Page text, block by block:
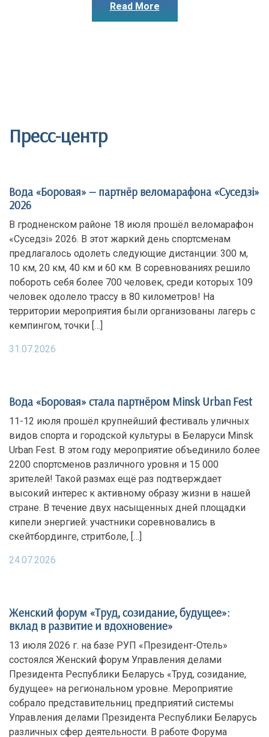
Read More
Пресс-центр
Вода «Боровая» — партнёр веломарафона «Суседзi»
2026
В гродненском районе 18 июля прошёл веломарафон
«Суседзi» 2026. В этот жаркий день спортсменам
предлагалось одолеть следующие дистанции: 300 м,
10 км, 20 км, 40 км и 60 км. В соревнованиях решило
побороть себя более 700 человек, среди которых 109
человек одолело трассу в 80 километров! На
территории мероприятия были организованы лагерь с
кемпингом, точки […]
31.07.2026
Вода «Боровая» стала партнёром Minsk Urban Fest
11-12 июля прошёл крупнейший фестиваль уличных
видов спорта и городской культуры в Беларуси Minsk
Urban Fest. В этом году мероприятие объединило более
2200 спортсменов различного уровня и 15 000
зрителей! Такой размах ещё раз подтверждает
высокий интерес к активному образу жизни в нашей
стране. В течение двух насыщенных дней площадки
кипели энергией: участники соревновались в
скейтбординге, стритболе, […]
24.07.2026
Женский форум «Труд, созидание, будущее»:
вклад в развитие и вдохновение»
13 июля 2026 г. на базе РУП «Президент-Отель»
состоялся Женский форум Управления делами
Президента Республики Беларусь «Труд, созидание,
будущее» на региональном уровне. Мероприятие
собрало представительниц предприятий системы
Управления делами Президента Республики Беларусь
различных сфер деятельности. В работе Форума